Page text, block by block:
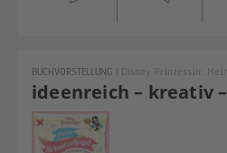
ideenreich – kreativ
BUCHVORSTELLUNG | Disney Prinzessin: